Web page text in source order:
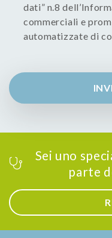
dati” n.8
commerciali e
automatizzate di
Sei uno
parte